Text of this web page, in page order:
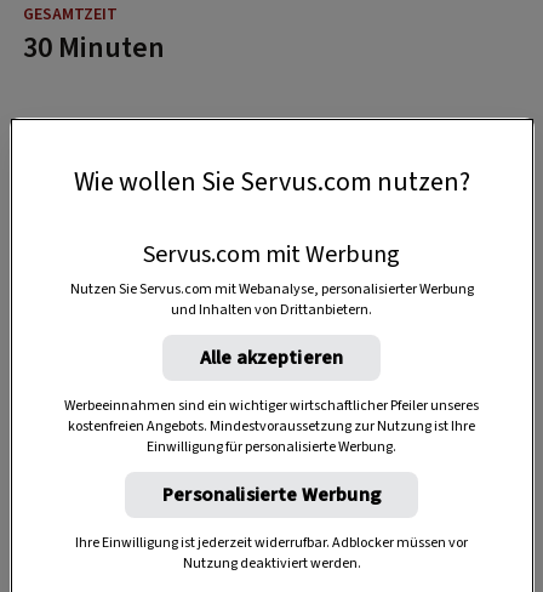
30 Minuten
Anzeige
Wie wollen Sie Servus.com nutzen?
Servus.com mit Werbung
Nutzen Sie Servus.com mit Webanalyse, personalisierter Werbung
und Inhalten von Drittanbietern.
Alle akzeptieren
Werbeeinnahmen sind ein wichtiger wirtschaftlicher Pfeiler unseres
kostenfreien Angebots. Mindestvoraussetzung zur Nutzung ist Ihre
Einwilligung für personalisierte Werbung.
Personalisierte Werbung
Ihre Einwilligung ist jederzeit widerrufbar. Adblocker müssen vor
Nutzung deaktiviert werden.